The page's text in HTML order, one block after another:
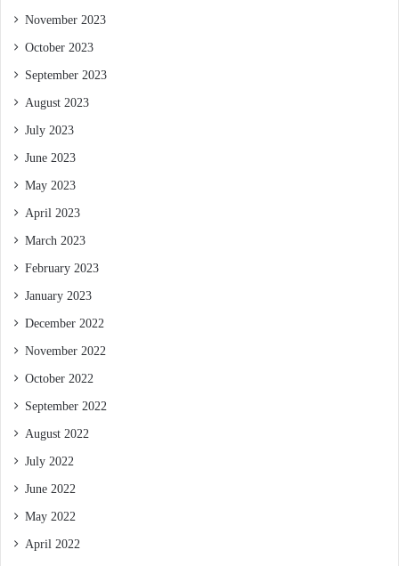
November 2023
October 2023
September 2023
August 2023
July 2023
June 2023
May 2023
April 2023
March 2023
February 2023
January 2023
December 2022
November 2022
October 2022
September 2022
August 2022
July 2022
June 2022
May 2022
April 2022